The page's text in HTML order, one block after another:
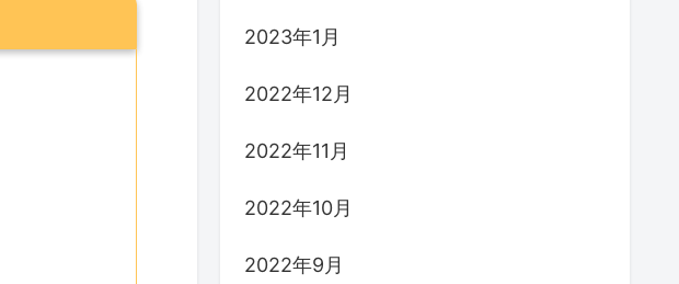
2023年1月
2022年12月
2022年11月
2022年10月
2022年9月